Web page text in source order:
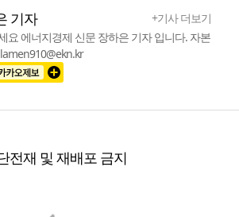
기자
+기사 더보기
요 에너지경제 신문 장하은 기자 입니다. 자본
전재 및 재배포 금지